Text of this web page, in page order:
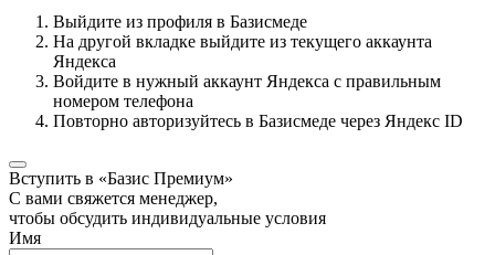
Выйдите из профиля в Базисмеде
На другой вкладке выйдите из текущего аккаунта
Яндекса
Войдите в нужный аккаунт Яндекса с правильным
номером телефона
Повторно авторизуйтесь в Базисмеде через Яндекс ID
Вступить в «Базис Премиум»
С вами свяжется менеджер,
чтобы обсудить индивидуальные условия
Имя